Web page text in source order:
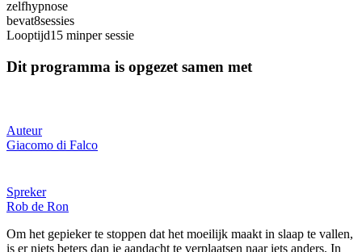
zelfhypnose
bevat8sessies
Looptijd15 minper sessie
Dit programma is opgezet samen met
Auteur
Giacomo di Falco
Spreker
Rob de Ron
Om het gepieker te stoppen dat het moeilijk maakt in slaap te vallen,
is er niets beters dan je aandacht te verplaatsen naar iets anders. In